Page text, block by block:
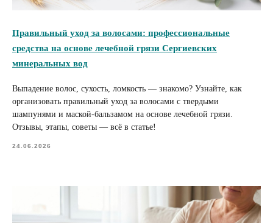
Правильный уход за волосами: профессиональные
средства на основе лечебной грязи Сергиевских
минеральных вод
Выпадение волос, сухость, ломкость — знакомо? Узнайте, как
организовать правильный уход за волосами с твердыми
шампунями и маской-бальзамом на основе лечебной грязи.
Отзывы, этапы, советы — всё в статье!
24.06.2026